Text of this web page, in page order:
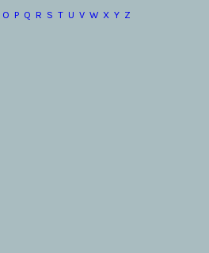
O P Q R S T U V W X Y Z